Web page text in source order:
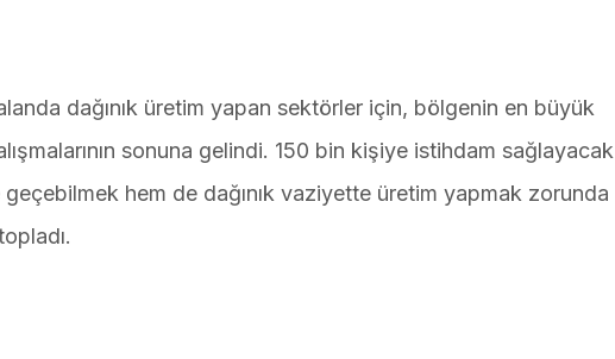
dağınık üretim yapan sektörler için, bölgenin en büyük
sonuna gelindi. 150 bin kişiye istihdam sağlayacak
hem de dağınık vaziyette üretim yapmak zorunda